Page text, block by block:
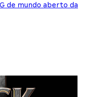
de mundo aberto da